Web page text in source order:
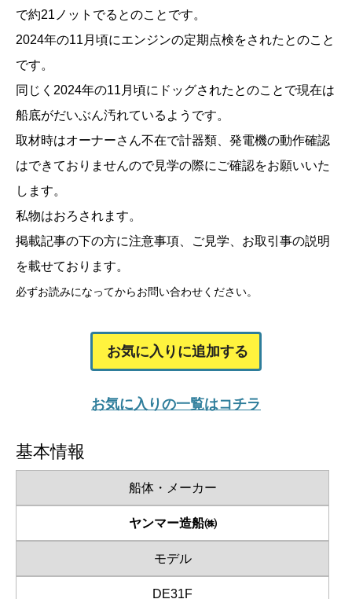
で約21ノットでるとのことです。
2024年の11月頃にエンジンの定期点検をされたとのこと
です。
同じく2024年の11月頃にドッグされたとのことで現在は
船底がだいぶん汚れているようです。
取材時はオーナーさん不在で計器類、発電機の動作確認
はできておりませんので見学の際にご確認をお願いいた
します。
私物はおろされます。
掲載記事の下の方に注意事項、ご見学、お取引事の説明
を載せております。
必ずお読みになってからお問い合わせください。
お気に入りに追加する
お気に入りの一覧はコチラ
基本情報
船体・メーカー
ヤンマー造船㈱
モデル
DE31F